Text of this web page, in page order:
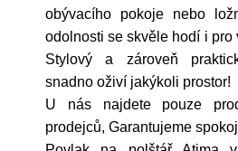
obývacího pokoje nebo
odolnosti se skvěle hodí i pro
Stylový a zároveň
snadno oživí jakýkoli prostor!
U nás najdete pouze
prodejců, Garantujeme